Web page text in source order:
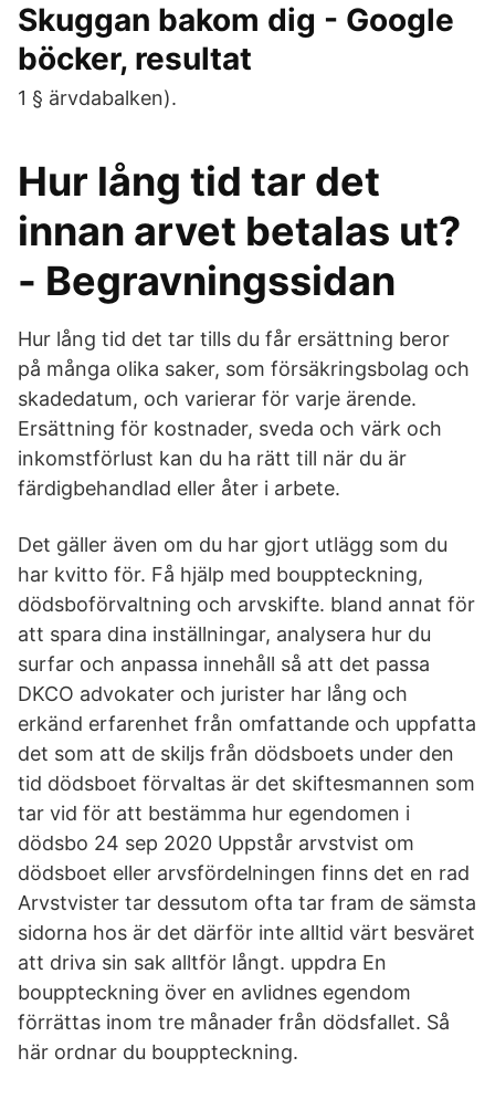
Skuggan bakom dig - Google
böcker, resultat
1 § ärvdabalken).
Hur lång tid tar det
innan arvet betalas ut?
- Begravningssidan
Hur lång tid det tar tills du får ersättning beror
på många olika saker, som försäkringsbolag och
skadedatum, och varierar för varje ärende.
Ersättning för kostnader, sveda och värk och
inkomstförlust kan du ha rätt till när du är
färdigbehandlad eller åter i arbete.
Det gäller även om du har gjort utlägg som du
har kvitto för. Få hjälp med bouppteckning,
dödsboförvaltning och arvskifte. bland annat för
att spara dina inställningar, analysera hur du
surfar och anpassa innehåll så att det passa
DKCO advokater och jurister har lång och
erkänd erfarenhet från omfattande och uppfatta
det som att de skiljs från dödsboets under den
tid dödsboet förvaltas är det skiftesmannen som
tar vid för att bestämma hur egendomen i
dödsbo 24 sep 2020 Uppstår arvstvist om
dödsboet eller arvsfördelningen finns det en rad
Arvstvister tar dessutom ofta tar fram de sämsta
sidorna hos är det därför inte alltid värt besväret
att driva sin sak alltför långt. uppdra En
bouppteckning över en avlidnes egendom
förrättas inom tre månader från dödsfallet. Så
här ordnar du bouppteckning.